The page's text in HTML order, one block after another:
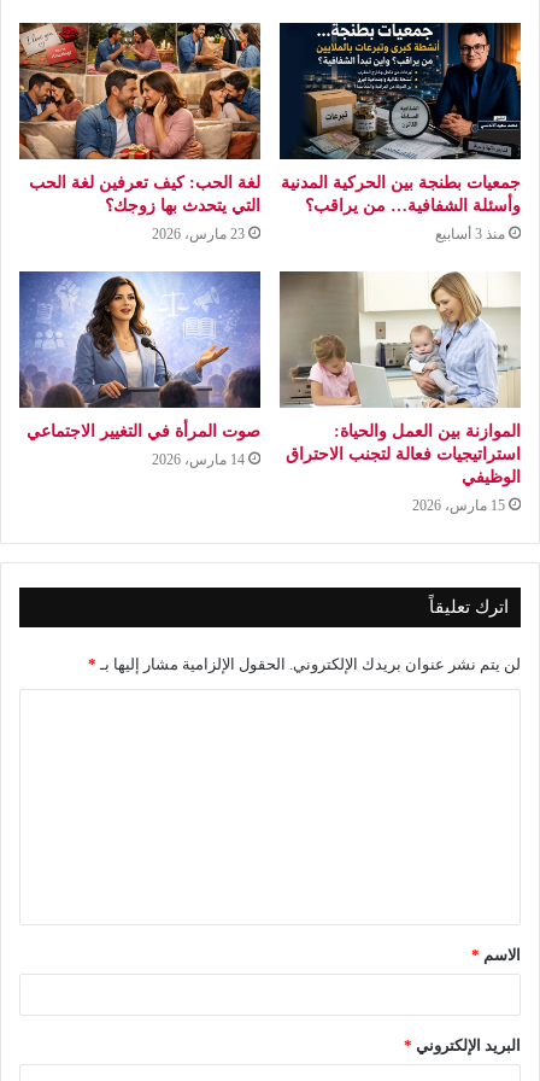
جمعيات بطنجة بين الحركية المدنية
وأسئلة الشفافية… من يراقب؟
منذ 3 أسابيع
لغة الحب: كيف تعرفين لغة الحب
التي يتحدث بها زوجك؟
23 مارس، 2026
الموازنة بين العمل والحياة:
استراتيجيات فعالة لتجنب الاحتراق
الوظيفي
15 مارس، 2026
صوت المرأة في التغيير الاجتماعي
14 مارس، 2026
اترك تعليقاً
لن يتم نشر عنوان بريدك الإلكتروني. الحقول الإلزامية مشار إليها بـ *
ق
*
الاسم *
البريد الإلكتروني *